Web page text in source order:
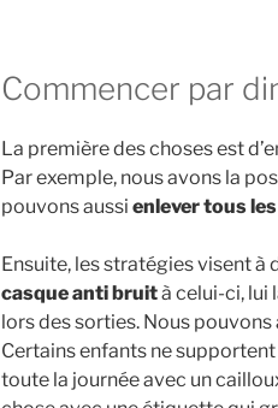
Commencer par
La première des choses est
Par exemple, nous avons la
pouvons aussi enlever tous
Ensuite, les stratégies visent
casque anti bruità celui-ci, lui
lors des sorties. Nous pouvons
Certains enfants ne
toute la journée avec un